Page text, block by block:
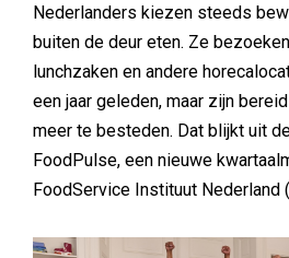
Nederlanders kiezen steeds
buiten de deur eten. Ze
lunchzaken en andere
een jaar geleden, maar zijn
meer te besteden. Dat blijkt uit
FoodPulse, een nieuwe
FoodService Instituut Nederland